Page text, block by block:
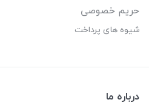
حریم خصوصی
شیوه های پرداخت
درباره ما